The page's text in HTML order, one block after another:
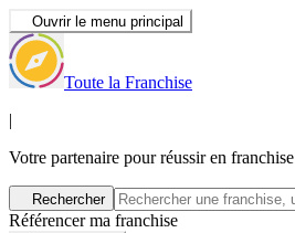
Ouvrir le menu principal
Toute la Franchise
|
Votre partenaire pour réussir en franchise
Rechercher
Référencer ma franchise